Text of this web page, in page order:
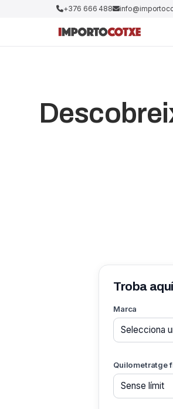
+376 666 488
Troba
Marca
Quilometratge